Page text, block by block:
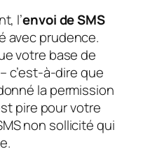
l’envoi de SMS
avec prudence.
votre base de
c’est-à-dire que
la permission
pire pour votre
non sollicité qui